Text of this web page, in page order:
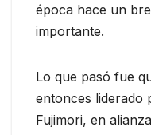
época hace un
importante.
Lo que pasó fue
entonces liderado
Fujimori, en